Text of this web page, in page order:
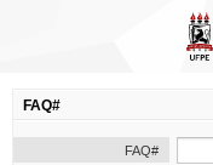
FAQ#
FAQ#